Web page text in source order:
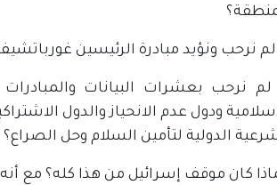
لم نرحب ونؤيد مبادرة الرئيسين
لم نرحب بعشرات البيانات
ودول عدم الانحياز والدول
الدولية لتأمين السلام وحل الصراع؟
كان موقف إسرائيل من هذا كله؟ مع